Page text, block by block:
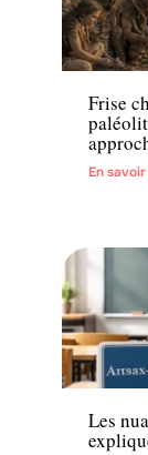
Enfant
Frise
En
Enfant
Les